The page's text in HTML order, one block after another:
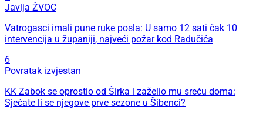
Javlja ŽVOC
Vatrogasci imali pune ruke posla: U samo 12 sati čak 10
intervencija u županiji, najveći požar kod Radučića
6
Povratak izvjestan
KK Zabok se oprostio od Širka i zaželio mu sreću doma:
Sjećate li se njegove prve sezone u Šibenci?